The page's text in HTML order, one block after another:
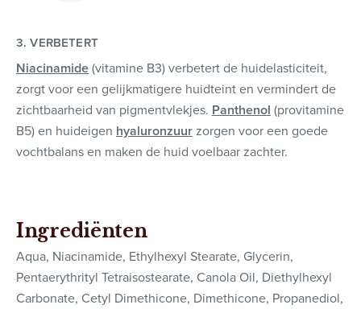
3. VERBETERT
Niacinamide(vitamine B3) verbetert de huidelasticiteit,
zorgt voor een gelijkmatigere huidteint en vermindert de
zichtbaarheid van pigmentvlekjes. Panthenol (provitamine
B5) en huideigen hyaluronzuurzorgen voor een goede
vochtbalans en maken de huid voelbaar zachter.
Ingrediënten
Aqua, Niacinamide, Ethylhexyl Stearate, Glycerin,
Pentaerythrityl Tetraisostearate, Canola Oil, Diethylhexyl
Carbonate, Cetyl Dimethicone, Dimethicone, Propanediol,